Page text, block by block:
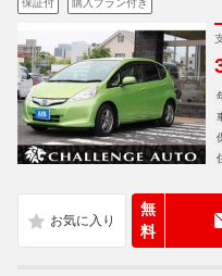
保証付 購入プラン付き
無
料